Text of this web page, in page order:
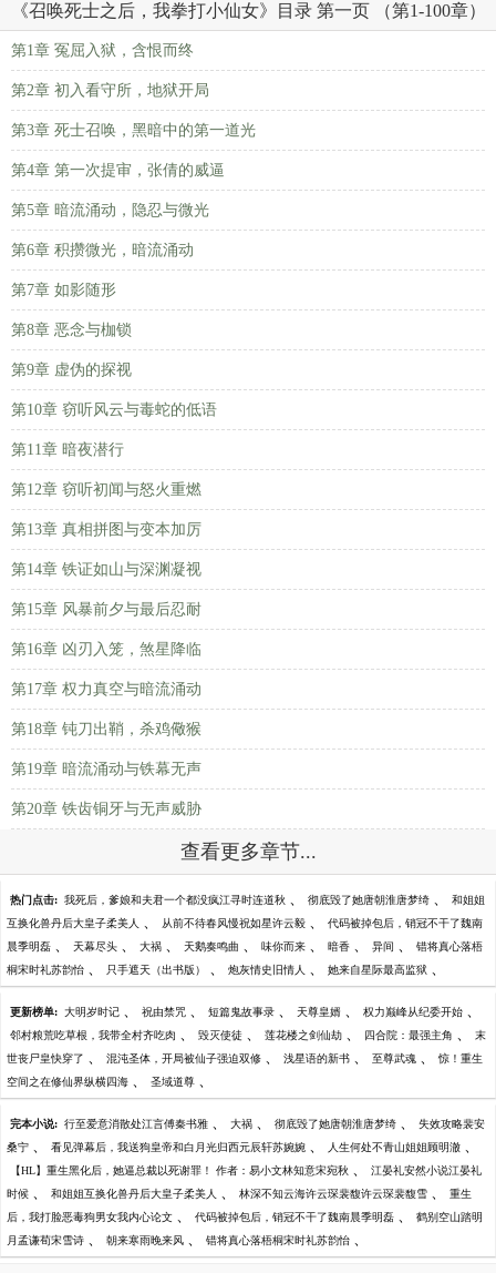
《召唤死士之后，我拳打小仙女》目录 第一页 （第1-100章）
第1章 冤屈入狱，含恨而终
第2章 初入看守所，地狱开局
第3章 死士召唤，黑暗中的第一道光
第4章 第一次提审，张倩的威逼
第5章 暗流涌动，隐忍与微光
第6章 积攒微光，暗流涌动
第7章 如影随形
第8章 恶念与枷锁
第9章 虚伪的探视
第10章 窃听风云与毒蛇的低语
第11章 暗夜潜行
第12章 窃听初闻与怒火重燃
第13章 真相拼图与变本加厉
第14章 铁证如山与深渊凝视
第15章 风暴前夕与最后忍耐
第16章 凶刃入笼，煞星降临
第17章 权力真空与暗流涌动
第18章 钝刀出鞘，杀鸡儆猴
第19章 暗流涌动与铁幕无声
第20章 铁齿铜牙与无声威胁
查看更多章节...
热门点击: 我死后，爹娘和夫君一个都没疯江寻时连道秋 、 彻底毁了她唐朝淮唐梦绮 、 和姐姐
互换化兽丹后大皇子柔美人 、 从前不待春风慢祝如星许云毅 、 代码被掉包后，销冠不干了魏南
晨季明磊 、 天幕尽头 、 大祸 、 天鹅奏鸣曲 、 味你而来 、 暗香 、 异间 、 错将真心落梧
桐宋时礼苏韵怡 、 只手遮天（出书版） 、 炮灰情史旧情人 、 她来自星际最高监狱 、
更新榜单: 大明岁时记 、 祝由禁咒 、 短篇鬼故事录 、 天尊皇婿 、 权力巅峰从纪委开始 、
邻村粮荒吃草根，我带全村齐吃肉 、 毁灭使徒 、 莲花楼之剑仙劫 、 四合院：最强主角 、 末
世丧尸皇快穿了 、 混沌圣体，开局被仙子强迫双修 、 浅星语的新书 、 至尊武魂 、 惊！重生
空间之在修仙界纵横四海 、 圣域道尊 、
完本小说: 行至爱意消散处江言傅秦书雅 、 大祸 、 彻底毁了她唐朝淮唐梦绮 、 失效攻略裴安
桑宁 、 看见弹幕后，我送狗皇帝和白月光归西元辰轩苏婉婉 、 人生何处不青山姐姐顾明澈 、
【HL】重生黑化后，她逼总裁以死谢罪！ 作者：易小文林知意宋宛秋 、 江晏礼安然小说江晏礼
时候 、 和姐姐互换化兽丹后大皇子柔美人 、 林深不知云海许云琛裴馥许云琛裴馥雪 、 重生
后，我打脸恶毒狗男女我内心论文 、 代码被掉包后，销冠不干了魏南晨季明磊 、 鹤别空山踏明
月孟谦荀宋雪诗 、 朝来寒雨晚来风 、 错将真心落梧桐宋时礼苏韵怡 、